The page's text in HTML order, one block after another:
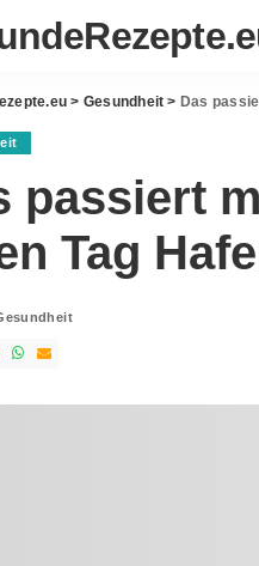
> Gesundheit > Das
passiert
Tag